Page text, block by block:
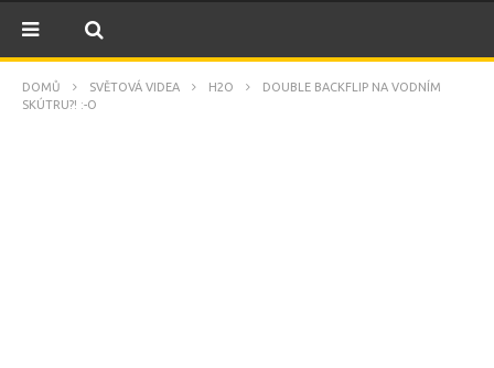
DOMŮ SVĚTOVÁ VIDEA H2O
DOUBLE BACKFLIP NA VODNÍM
SKÚTRU?! :-O